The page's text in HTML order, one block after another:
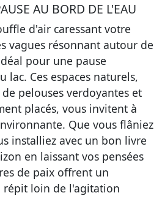
AU BORD DE L'EAU
d'air caressant votre
vagues résonnant autour de
pour une pause
lac. Ces espaces naturels,
pelouses verdoyantes et
placés, vous invitent à
Que vous flâniez
installiez avec un bon livre
en laissant vos pensées
de paix offrent un
répit loin de l'agitation